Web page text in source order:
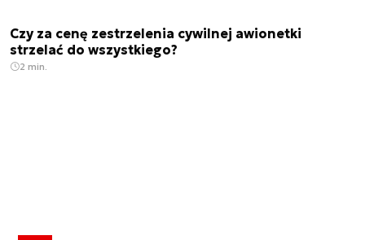
Czy za cenę zestrzelenia cywilnej awionetki
strzelać do wszystkiego?
2 min.